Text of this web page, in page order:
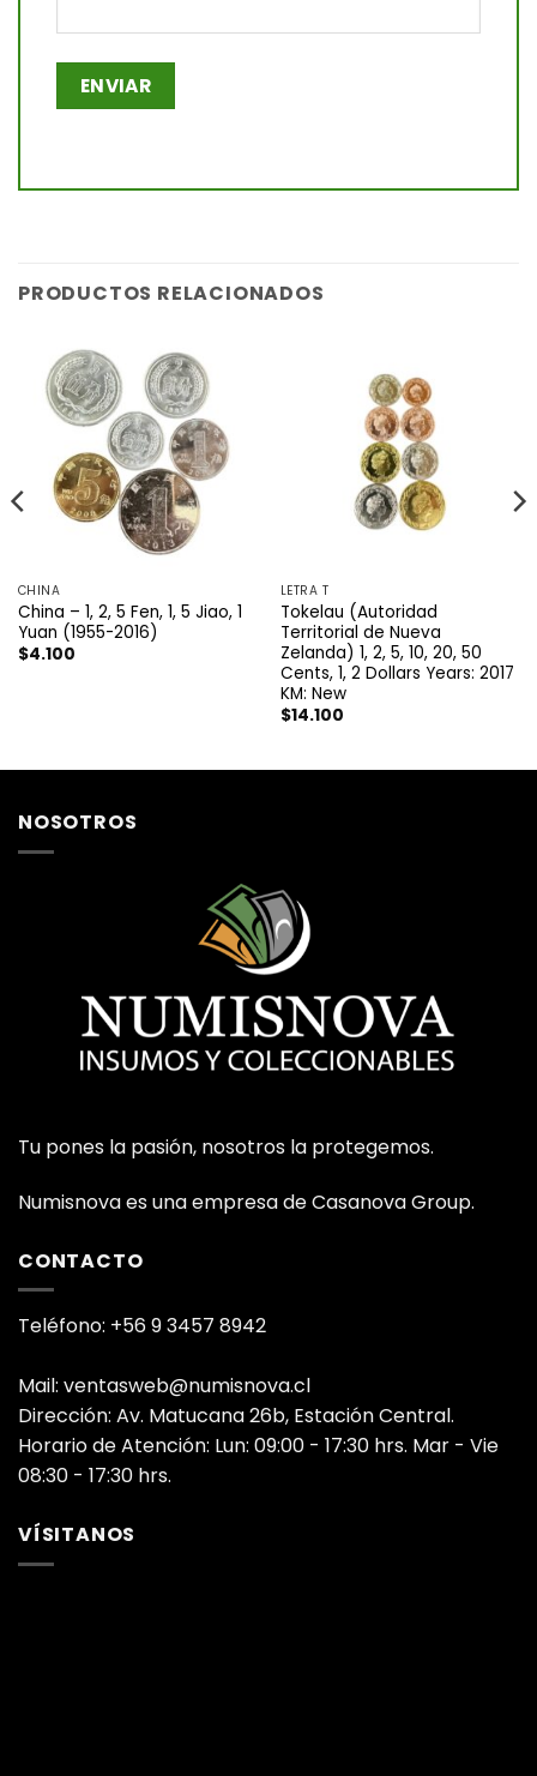
PRODUCTOS RELACIONADOS
CHINA
China – 1, 2, 5 Fen, 1, 5 Jiao, 1
Yuan (1955-2016)
$4.100
LETRA T
Tokelau (Autoridad
Territorial de Nueva
Zelanda) 1, 2, 5, 10, 20, 50
Cents, 1, 2 Dollars Years: 2017
KM: New
$14.100
NOSOTROS
Tu pones la pasión, nosotros la protegemos.
Numisnova es una empresa de Casanova Group.
CONTACTO
Teléfono: +56 9 3457 8942
Mail: ventasweb@numisnova.cl
Dirección: Av. Matucana 26b, Estación Central.
Horario de Atención: Lun: 09:00 - 17:30 hrs. Mar - Vie
08:30 - 17:30 hrs.
VÍSITANOS